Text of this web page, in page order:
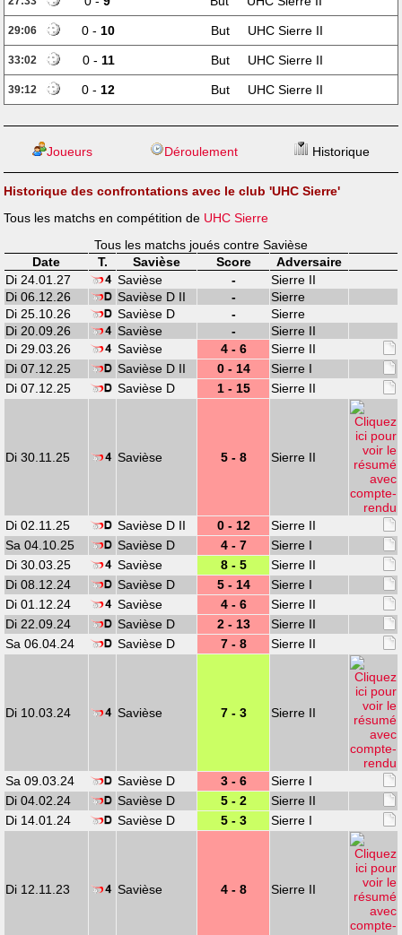
29:06 0 - 10 But UHC Sierre II
33:02 0 - 11 But UHC Sierre II
39:12 0 - 12 But UHC Sierre II
Joueurs Déroulement Historique
Historique des confrontations avec le club 'UHC Sierre'
Tous les matchs en compétition de UHC Sierre
Tous les matchs joués contre Savièse
Date
T. Savièse Score
Adversaire
Di 24.01.27
Savièse -
Sierre II
Di 06.12.26
Savièse D II -
Sierre
Di 25.10.26
Savièse D -
Sierre
Di 20.09.26
Savièse -
Sierre II
Di 29.03.26
Savièse 4 - 6
Sierre II
Di 07.12.25
Savièse D II 0 - 14
Sierre I
Di 07.12.25
Savièse D 1 - 15 Sierre II
Di 30.11.25 Savièse 5 - 8 Sierre II
Di 02.11.25 Savièse D II 0 - 12
Sierre II
Sa 04.10.25
Savièse D 4 - 7
Sierre I
Di 30.03.25
Savièse 8 - 5
Sierre II
Di 08.12.24
Savièse D 5 - 14
Sierre I
Di 01.12.24
Savièse 4 - 6
Sierre II
Di 22.09.24
Savièse D 2 - 13
Sierre II
Sa 06.04.24
Savièse D 7 - 8 Sierre II
Di 10.03.24 Savièse 7 - 3 Sierre II
Sa 09.03.24 Savièse D 3 - 6
Sierre I
Di 04.02.24
Savièse D 5 - 2
Sierre II
Di 14.01.24
Savièse D 5 - 3 Sierre I
Di 12.11.23 Savièse 4 - 8 Sierre II